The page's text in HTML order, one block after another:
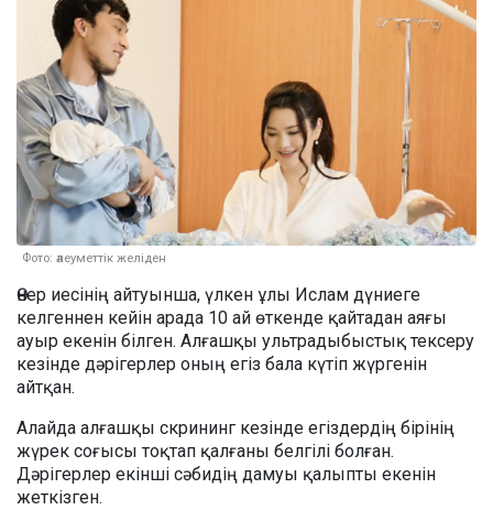
Фото: әлеуметтік желіден
Өнер иесінің айтуынша, үлкен ұлы Ислам дүниеге
келгеннен кейін арада 10 ай өткенде қайтадан аяғы
ауыр екенін білген. Алғашқы ультрадыбыстық тексеру
кезінде дәрігерлер оның егіз бала күтіп жүргенін
айтқан.
Алайда алғашқы скрининг кезінде егіздердің бірінің
жүрек соғысы тоқтап қалғаны белгілі болған.
Дәрігерлер екінші сәбидің дамуы қалыпты екенін
жеткізген.